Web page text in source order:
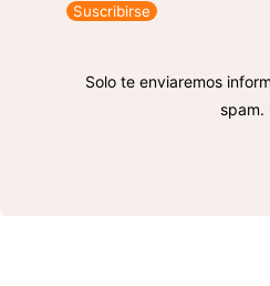
Suscribirse
Solo te enviaremos
spam.